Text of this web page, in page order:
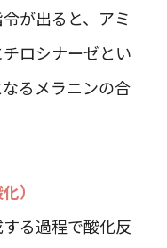
が出ると、アミ
ロシナーゼとい
るメラニンの合
）
る過程で酸化反